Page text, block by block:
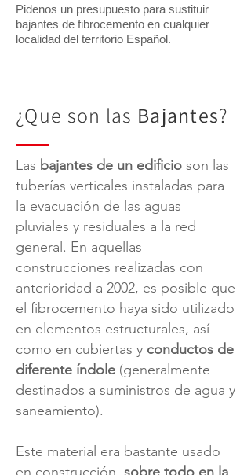
Pidenos un presupuesto para sustituir
bajantes de fibrocemento en cualquier
localidad del territorio Español.
¿Que son las Bajantes?
Las bajantes de un edificio son las
tuberías verticales instaladas para
la evacuación de las aguas
pluviales y residuales a la red
general. En aquellas
construcciones realizadas con
anterioridad a 2002, es posible que
el fibrocemento haya sido utilizado
en elementos estructurales, así
como en cubiertas y conductos de
diferente índole (generalmente
destinados a suministros de agua y
saneamiento).
Este material era bastante usado